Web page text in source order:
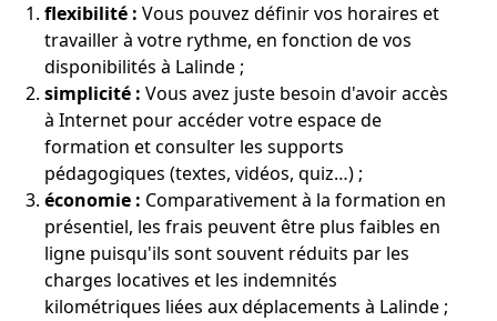
flexibilité : Vous pouvez définir vos horaires et
travailler à votre rythme, en fonction de vos
disponibilités à Lalinde ;
simplicité : Vous avez juste besoin d'avoir accès
à Internet pour accéder votre espace de
formation et consulter les supports
pédagogiques (textes, vidéos, quiz…) ;
économie : Comparativement à la formation en
présentiel, les frais peuvent être plus faibles en
ligne puisqu'ils sont souvent réduits par les
charges locatives et les indemnités
kilométriques liées aux déplacements à Lalinde ;